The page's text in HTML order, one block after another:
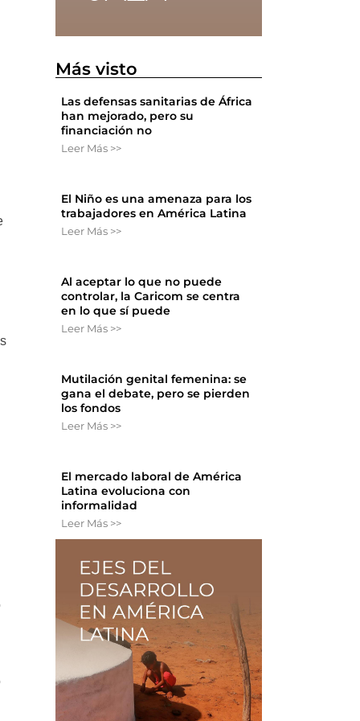
Más visto
Las defensas sanitarias de África
han mejorado, pero su
financiación no
Leer Más >>
El Niño es una amenaza para los
trabajadores en América Latina
Leer Más >>
Al aceptar lo que no puede
controlar, la Caricom se centra
en lo que sí puede
Leer Más >>
Mutilación genital femenina: se
gana el debate, pero se pierden
los fondos
Leer Más >>
El mercado laboral de América
Latina evoluciona con
informalidad
Leer Más >>